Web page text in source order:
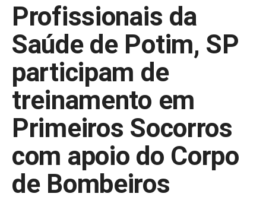
Profissionais da
Saúde de Potim, SP
participam de
treinamento em
Primeiros Socorros
com apoio do Corpo
de Bombeiros